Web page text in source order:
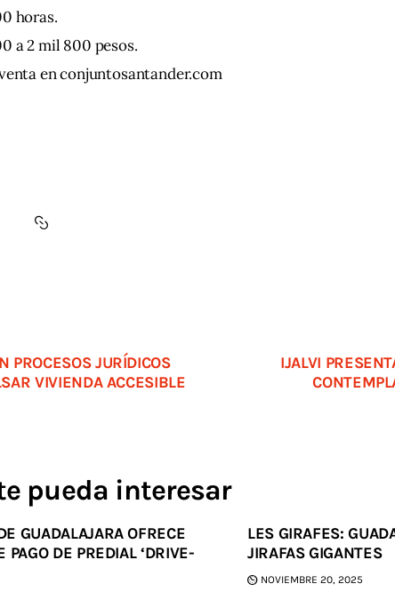
horas.
a 2 mil 800 pesos.
en conjuntosantander.com
PROCESOS JURÍDICOS
VIVIENDA ACCESIBLE
IJALVI
pueda interesar
GUADALAJARA OFRECE
PAGO DE PREDIAL ‘DRIVE-
LES GIRAFES:
JIRAFAS GIGANTES
NOVIEMBRE 20, 2025